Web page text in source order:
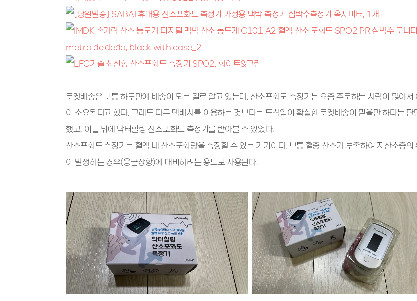
로켓배송은 보통 하루만에 배송이 되는 걸로 알고 있는데, 산소포화도 측정기는 요즘 주문하는 사람이 많아서
이 소요된다고 했다. 그래도 다른 택배사를 이용하는 것보다는 도착일이 확실한 로켓배송이 믿을만 하다는 판
했고, 이틀 뒤에 닥터힐링 산소포화도 측정기를 받아볼 수 있었다.
산소포화도 측정기는 혈액 내 산소포화량을 측정할 수 있는 기기이다. 보통 혈중 산소가 부족하여 저산소증의
이 발생하는 경우(응급상항)에 대비하려는 용도로 사용된다.